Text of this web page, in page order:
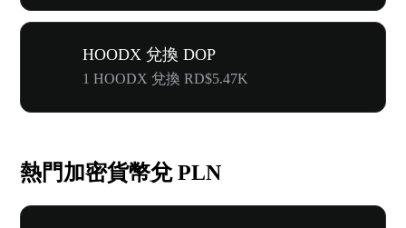
HOODX 兌換 DOP
1 HOODX 兌換 RD$5.47K
熱門加密貨幣兌 PLN